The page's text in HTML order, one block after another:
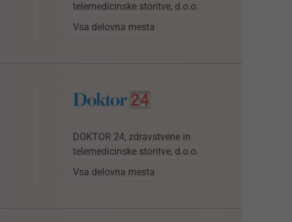
telemedicinske storitve, d.o.o.
Vsa delovna mesta
DOKTOR 24, zdravstvene in
telemedicinske storitve, d.o.o.
Vsa delovna mesta